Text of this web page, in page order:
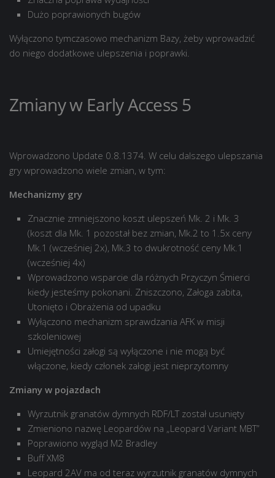
Dużo poprawionych bugów
Wyłączono tymczasowo mechanizm Bazy, żeby wprowadzić
do niego dodatkowe ulepszenia i poprawki.
Zmiany w Early Access 5
Wprowadzono Update 0.8.1374. W celu dalszego ulepszania
gry wprowadzono wiele zmian, w tym:
Mechanizmy gry
Znacznie zmniejszono koszt ulepszeń Mk. 2 i Mk. 3
(koszt dla Mk. 1 pozostał bez zmian, Mk.2 to 1.5x ceny
Mk.1 (wcześniej 2x), Mk.3 to dwukrotność ceny Mk.1
(wcześniej 4x)
Wprowadzono wsparcie dla różnych Przyczyn Śmierci
kiedy jesteśmy pokonani. Zniszczono, Załoga zabita,
Utonięto i Obrażenia od upadku
Wyłączono mechanizm sprawdzania AFK w misji
szkoleniowej
Umiejętności załogi są wyłączone i nie mogą być
włączone, kiedy członek załogi jest nieprzytomny
Zmiany w pojazdach
Wyrzutnik granatów dymnych RDF/LT został usunięty
Zmieniono nazwę Leopardów na „Leopard Variant MBT”
Poprawiono wygląd M2 Bradley
Buff XM8
Leopard 2AV ma od teraz wyrzutnik granatów dymnych